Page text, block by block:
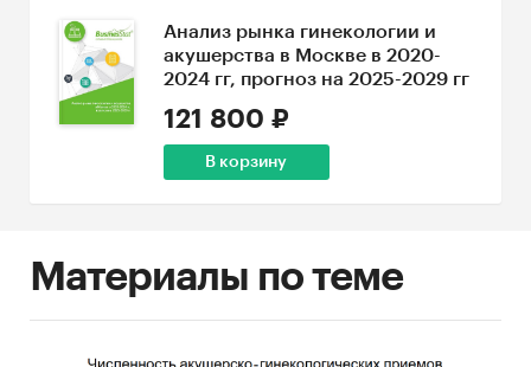
Анализ рынка гинекологии и
акушерства в Москве в 2020-
2024 гг, прогноз на 2025-2029 гг
121 800 ₽
В корзину
Материалы по теме